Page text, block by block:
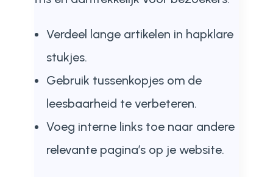
Verdeel lange artikelen in hapklare
stukjes.
Gebruik tussenkopjes om de
leesbaarheid te verbeteren.
Voeg interne links toe naar andere
relevante pagina’s op je website.